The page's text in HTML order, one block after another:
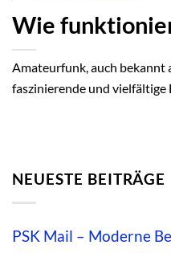
Wie
Amateurfunk, auch bekannt
faszinierende und vielfältige
NEUESTE BEITRÄGE
PSK Mail – Moderne